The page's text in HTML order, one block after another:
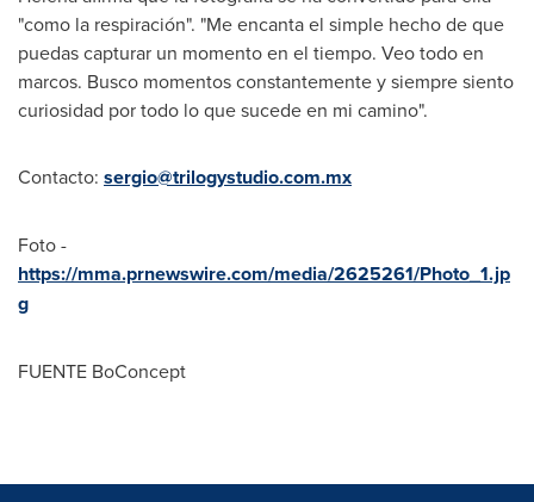
"como la respiración". "Me encanta el simple hecho de que
puedas capturar un momento en el tiempo. Veo todo en
marcos. Busco momentos constantemente y siempre siento
curiosidad por todo lo que sucede en mi camino".
Contacto: sergio@trilogystudio.com.mx
Foto -
https://mma.prnewswire.com/media/2625261/Photo_1.jp
g
FUENTE BoConcept